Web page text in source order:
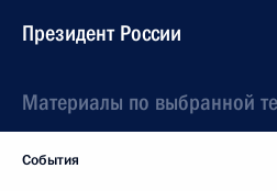
Президент России
Материалы по выбранной
События